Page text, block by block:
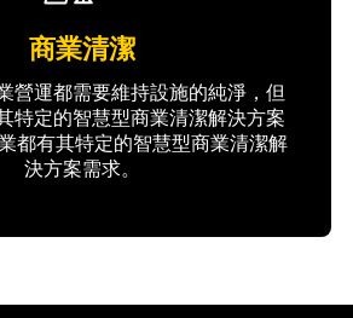
商業清潔
營運都需要維持設施的純淨，但
特定的智慧型商業清潔解決方案
都有其特定的智慧型商業清潔解
決方案需求。